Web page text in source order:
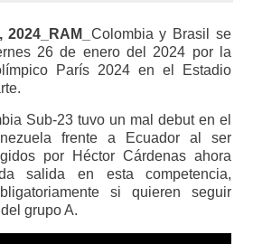
Colombia y Brasil se
26 de enero del 2024 por la
París 2024 en el Estadio
Sub-23 tuvo un mal debut en el
frente a Ecuador al ser
por Héctor Cárdenas ahora
salida en esta competencia,
si quieren seguir
grupo A.